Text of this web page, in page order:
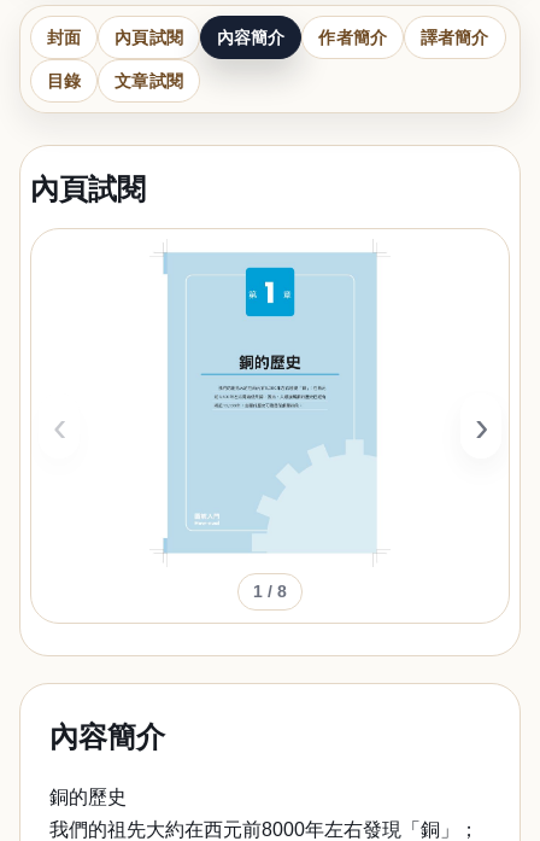
封面 內頁試閱 內容簡介 作者簡介 譯者簡介
目錄 文章試閱
內頁試閱
‹ ›
1 / 8
內容簡介
銅的歷史
我們的祖先大約在西元前8000年左右發現「銅」；